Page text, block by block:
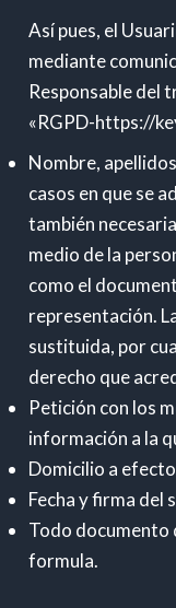
Así pues, el
mediante
Responsable del
«RGPD-https://
Nombre,
casos en que se
también
medio de la
como el
representación.
sustituida, por
derecho que
Petición con los
información a la
Domicilio a
Fecha y firma del
Todo documento
formula.